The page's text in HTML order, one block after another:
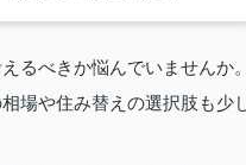
るべきか悩んでいませんか
場や住み替えの選択肢も少